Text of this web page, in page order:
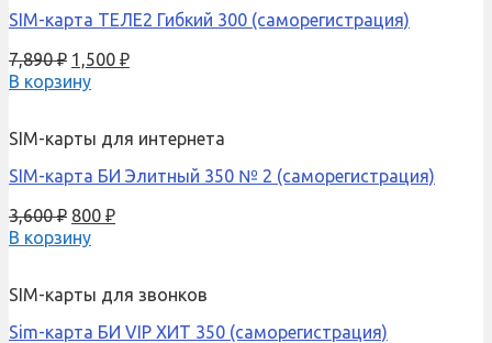
SIM-карта ТЕЛЕ2 Гибкий 300 (саморегистрация)
7,890₽ 1,500 ₽
В корзину
SIM-карты для интернета
SIM-карта БИ Элитный 350 № 2 (саморегистрация)
3,600₽ 800 ₽
В корзину
SIM-карты для звонков
Sim-карта БИ VIP ХИТ 350 (саморегистрация)